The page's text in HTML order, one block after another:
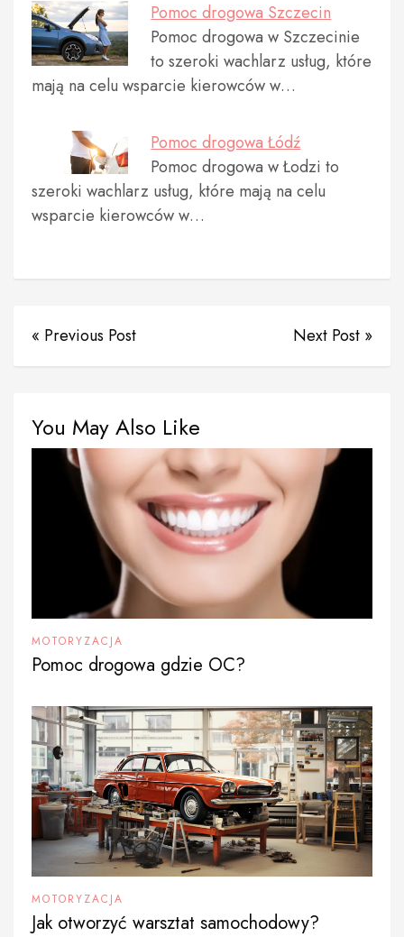
Pomoc drogowa Szczecin
Pomoc drogowa w Szczecinie
to szeroki wachlarz usług, które
mają na celu wsparcie kierowców w…
Pomoc drogowa Łódź
Pomoc drogowa w Łodzi to
szeroki wachlarz usług, które mają na celu
wsparcie kierowców w…
« Previous Post Next Post »
You May Also Like
MOTORYZACJA
Pomoc drogowa gdzie OC?
MOTORYZACJA
Jak otworzyć warsztat samochodowy?